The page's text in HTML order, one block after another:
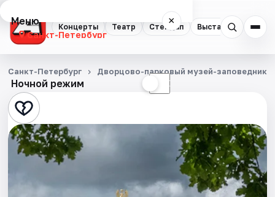
Концерты Театр Стендап Выставки
Меню ×
Санкт-Петербург
Концерты
Театр
Стендап
Выставки
Ночной режим ☾
Санкт-Петербург Дворцово-парковый музей-заповедник